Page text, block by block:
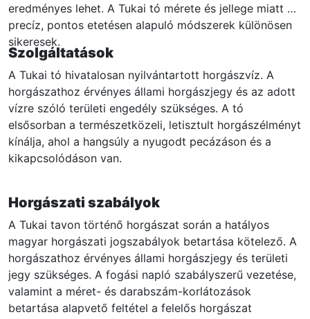
eredményes lehet. A Tukai tó mérete és jellege miatt a
precíz, pontos etetésen alapuló módszerek különösen
sikeresek.
Szolgáltatások
A Tukai tó hivatalosan nyilvántartott horgászvíz. A
horgászathoz érvényes állami horgászjegy és az adott
vízre szóló területi engedély szükséges. A tó
elsősorban a természetközeli, letisztult horgászélményt
kínálja, ahol a hangsúly a nyugodt pecázáson és a
kikapcsolódáson van.
Horgászati szabályok
A Tukai tavon történő horgászat során a hatályos
magyar horgászati jogszabályok betartása kötelező. A
horgászathoz érvényes állami horgászjegy és területi
jegy szükséges. A fogási napló szabályszerű vezetése,
valamint a méret- és darabszám-korlátozások
betartása alapvető feltétel a felelős horgászat